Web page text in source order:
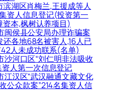
滨湖区肖梅兰,王援成等人
资人信息登记(投资第一
本,枫树认养项目)
闽侯县公安局办理诈骗案
各地68名被害人,16人已
人未成功联系(名单)
沙河口区“刘仁明非法吸收
人第一次信息登记
江汉区“武汉融通文藏文化
公众款案”214名集资人信